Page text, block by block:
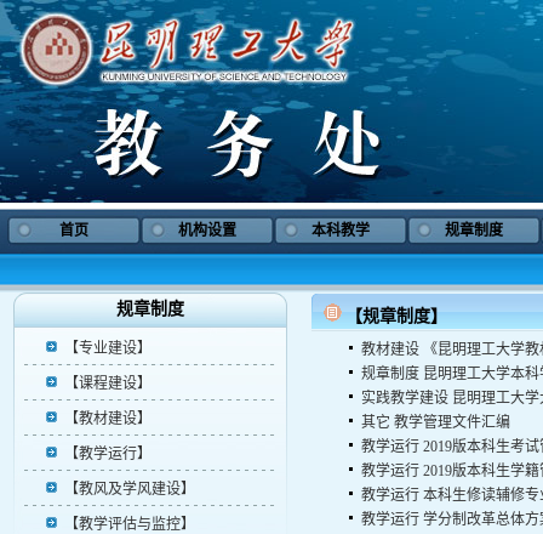
首页 机构设置 本科教学 规章制度
规章制度
【专业建设】
【课程建设】
【教材建设】
【教学运行】
【教风及学风建设】
【教学评估与监控】
【规章制度】
教材建设
《昆明理工大学
规章制度 昆明理工大学本
实践教学建设 昆明理工大
其它 教学管理文件汇编
教学运行 2019版本科生考
教学运行 2019版本科生学
教学运行 本科生修读辅修
教学运行 学分制改革总体方